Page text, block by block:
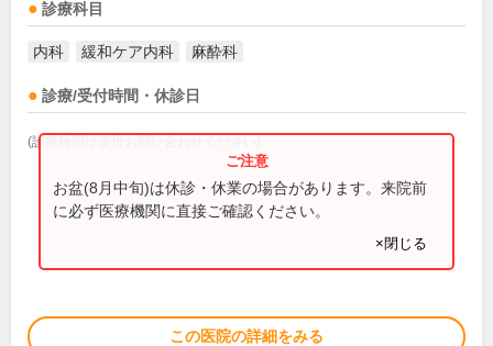
診療科目
内科 緩和ケア内科 麻酔科
診療/受付時間・休診日
(診療時間は直接お問い合わせください)
お盆(8月中旬)は休診・休業の場合があります。来院前
に必ず医療機関に直接ご確認ください。
×閉じる
この医院の詳細をみる